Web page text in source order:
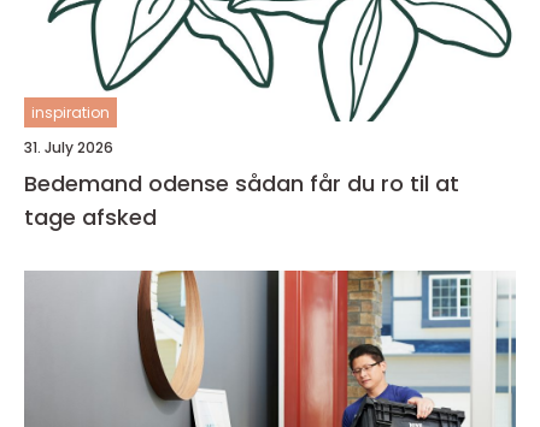
inspiration
31. July 2026
Bedemand odense sådan får du ro til at
tage afsked